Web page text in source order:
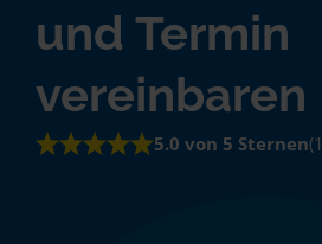
und Termin
vereinbaren
5.0 von 5 Sternen